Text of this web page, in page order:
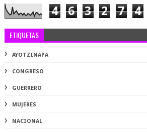
4 6 3 2 7 4
ETIQUETAS
AYOTZINAPA
CONGRESO
GUERRERO
MUJERES
NACIONAL